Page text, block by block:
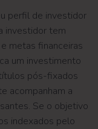
perfil de investidor
investidor tem
metas financeiras
um investimento
pós-fixados
acompanham a
Se o objetivo
indexados pelo